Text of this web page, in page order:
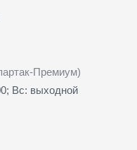
Премиум)
Вс: выходной